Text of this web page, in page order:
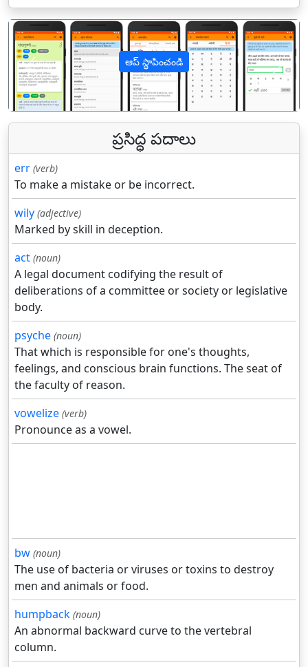
ఆప్ స్థాపించండి
पिछला
ప్రసిద్ధ పదాలు
err (verb)
To make a mistake or be incorrect.
wily (adjective)
Marked by skill in deception.
act (noun)
A legal document codifying the result of
deliberations of a committee or society or legislative
body.
psyche (noun)
That which is responsible for one's thoughts,
feelings, and conscious brain functions. The seat of
the faculty of reason.
vowelize (verb)
Pronounce as a vowel.
bw (noun)
The use of bacteria or viruses or toxins to destroy
men and animals or food.
humpback (noun)
An abnormal backward curve to the vertebral
column.